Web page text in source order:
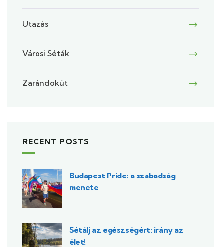
Utazás
Városi Séták
Zarándokút
RECENT POSTS
Budapest Pride: a szabadság
menete
Sétálj az egészségért: irány az
élet!